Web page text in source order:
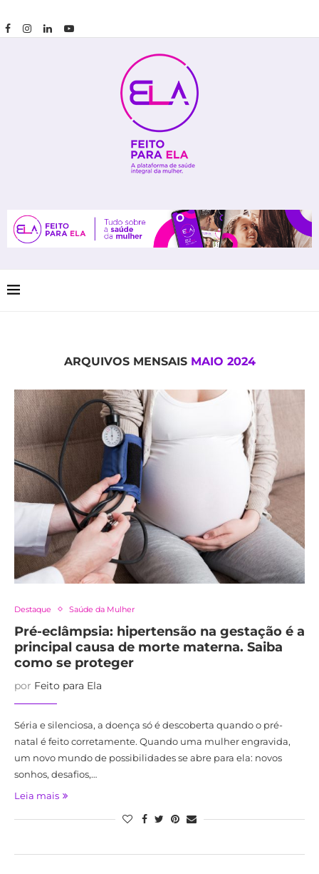
ARQUIVOS MENSAIS MAIO 2024
Destaque Saúde da Mulher
Pré-eclâmpsia: hipertensão na gestação é a
principal causa de morte materna. Saiba
como se proteger
por Feito para Ela
Séria e silenciosa, a doença só é descoberta quando o pré-
natal é feito corretamente. Quando uma mulher engravida,
um novo mundo de possibilidades se abre para ela: novos
sonhos, desafios,…
Leia mais